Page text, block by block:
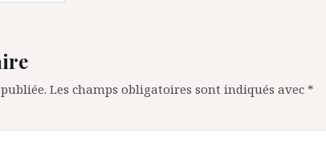
Les champs obligatoires sont indiqués avec *